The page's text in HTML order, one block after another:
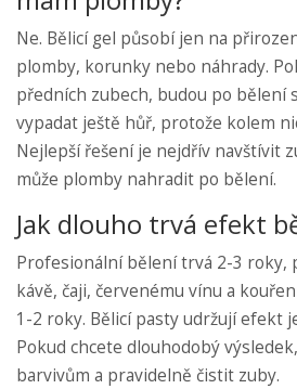
Ne. Bělicí gel působí jen na
plomby, korunky nebo náhrady.
předních zubech, budou po bělení
vypadat ještě hůř, protože kolem
Nejlepší řešení je nejdřív navštívit
může plomby nahradit po bělení.
Jak dlouho trvá efekt
Profesionální bělení trvá 2-3 roky,
kávě, čaji, červenému vínu a
1-2 roky. Bělicí pasty udržují efekt
Pokud chcete dlouhodobý
barvivům a pravidelně čistit zuby.